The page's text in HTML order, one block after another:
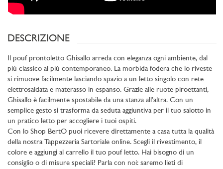
DESCRIZIONE
Il pouf prontoletto Ghisallo arreda con eleganza ogni ambiente, dal
più classico al più contemporaneo. La morbida fodera che lo riveste
si rimuove facilmente lasciando spazio a un letto singolo con rete
elettrosaldata e materasso in espanso. Grazie alle ruote piroettanti,
Ghisallo è facilmente spostabile da una stanza all’altra. Con un
semplice gesto si trasforma da seduta aggiuntiva per il tuo salotto in
un pratico letto per accogliere i tuoi ospiti.
Con lo Shop BertO puoi ricevere direttamente a casa tutta la qualità
della nostra Tappezzeria Sartoriale online. Scegli il rivestimento, il
colore e aggiungi al carrello il tuo pouf letto. Hai bisogno di un
consiglio o di misure speciali? Parla con noi: saremo lieti di